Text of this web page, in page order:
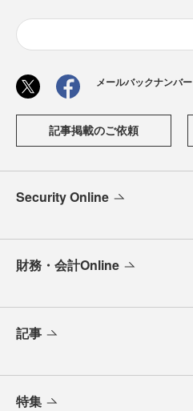
メールバックナンバー
記事掲載のご依頼
Security Online
財務・会計Online
記事
特集